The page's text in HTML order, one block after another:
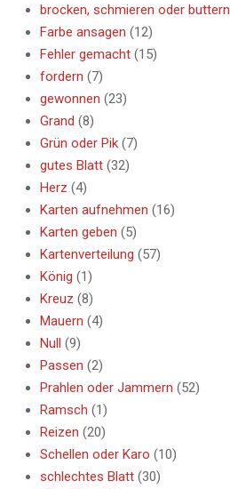
brocken, schmieren oder buttern
Farbe ansagen (12)
Fehler gemacht (15)
fordern (7)
gewonnen (23)
Grand (8)
Grün oder Pik (7)
gutes Blatt (32)
Herz (4)
Karten aufnehmen (16)
Karten geben (5)
Kartenverteilung (57)
König (1)
Kreuz (8)
Mauern (4)
Null (9)
Passen (2)
Prahlen oder Jammern (52)
Ramsch (1)
Reizen (20)
Schellen oder Karo (10)
schlechtes Blatt (30)